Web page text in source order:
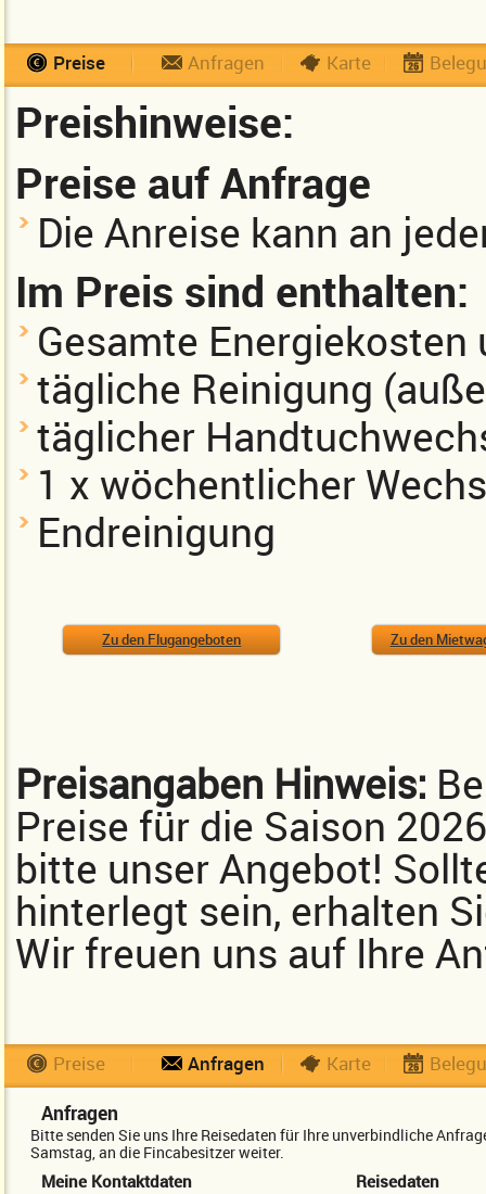
Preise Anfragen Karte
Preishinweise:
Preise auf Anfrage
Die Anreise kann an
Im Preis sind enthalten:
Gesamte Energiekosten
tägliche Reinigung
täglicher
1 x wöchentlicher
Endreinigung
Zu den Flugangeboten Zu den
Preisangaben Hinweis:
Preise für die Saison
bitte unser Angebot!
hinterlegt sein, erhalten
Wir freuen uns auf Ihre
Preise Anfragen Karte
Anfragen
Bitte senden Sie uns Ihre Reisedaten für Ihre unverbindliche
Samstag, an die Fincabesitzer weiter.
Meine Kontaktdaten
Reisedaten